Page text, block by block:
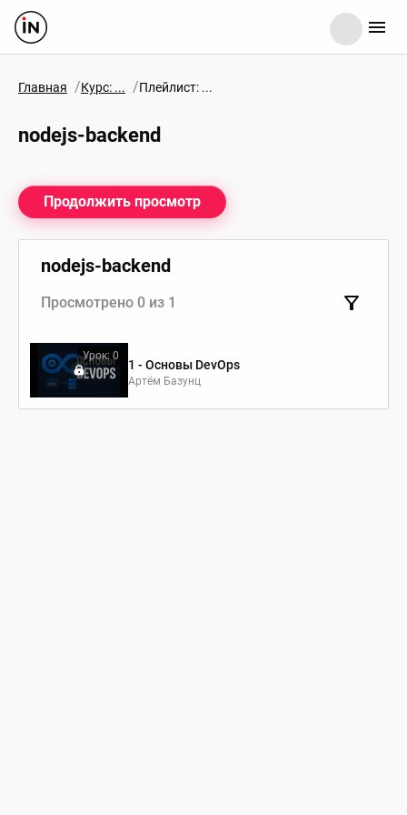
Главная /Курс: ... /Плейлист: ...
nodejs-backend
Продолжить просмотр
nodejs-backend
Просмотрено 0 из 1
Урок: 0
1 - Основы DevOps
Артём Базунц